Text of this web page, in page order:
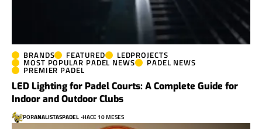
BRANDS FEATURED LEDPROJECTS
MOST POPULAR PADEL NEWS PADEL NEWS
PREMIER PADEL
LED Lighting for Padel Courts: A Complete Guide for
Indoor and Outdoor Clubs
PORANALISTASPADEL HACE 10 MESES